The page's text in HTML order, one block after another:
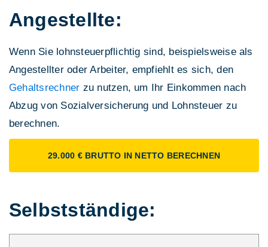
Angestellte:
Wenn Sie lohnsteuerpflichtig sind, beispielsweise als
Angestellter oder Arbeiter, empfiehlt es sich, den
Gehaltsrechner zu nutzen, um Ihr Einkommen nach
Abzug von Sozialversicherung und Lohnsteuer zu
berechnen.
29.000 € BRUTTO IN NETTO BERECHNEN
Selbstständige: